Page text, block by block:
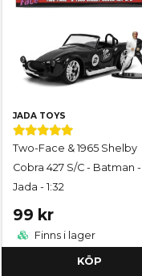
JADA TOYS
Two-Face & 1965 Shelby
Cobra 427 S/C - Batman -
Jada - 1:32
99 kr
Finns i lager
KÖP